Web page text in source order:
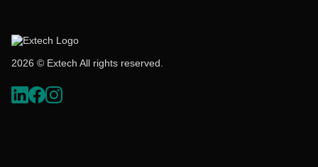
2026 © Extech All rights reserved.